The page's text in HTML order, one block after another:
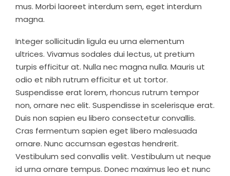
mus. Morbi laoreet interdum sem, eget interdum
magna.
Integer sollicitudin ligula eu urna elementum
ultrices. Vivamus sodales dui lectus, ut pretium
turpis efficitur at. Nulla nec magna nulla. Mauris ut
odio et nibh rutrum efficitur et ut tortor.
Suspendisse erat lorem, rhoncus rutrum tempor
non, ornare nec elit. Suspendisse in scelerisque erat.
Duis non sapien eu libero consectetur convallis.
Cras fermentum sapien eget libero malesuada
ornare. Nunc accumsan egestas hendrerit.
Vestibulum sed convallis velit. Vestibulum ut neque
id urna ornare tempus. Donec maximus leo et nunc